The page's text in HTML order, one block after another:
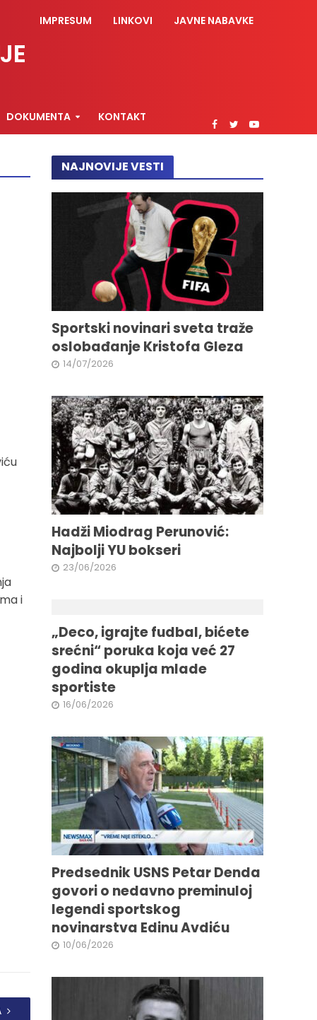
IMPRESUM LINKOVI JAVNE NABAVKE
DOKUMENTA KONTAKT
i
NAJNOVIJE VESTI
Sportski novinari sveta traže
oslobađanje Kristofa Gleza
14/07/2026
Hadži Miodrag Perunović:
Najbolji YU bokseri
23/06/2026
„Deco, igrajte fudbal, bićete
srećni“ poruka koja već 27
godina okuplja mlade
sportiste
16/06/2026
Predsednik USNS Petar Denda
govori o nedavno preminuloj
legendi sportskog
novinarstva Edinu Avdiću
10/06/2026